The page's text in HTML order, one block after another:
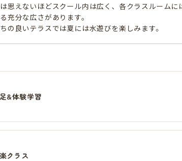
思えないほどスクール内は広く、各クラスルーム
充分な広さがあります。
の良いテラスでは夏には水遊びを楽しみます。
&体験学習
クラス